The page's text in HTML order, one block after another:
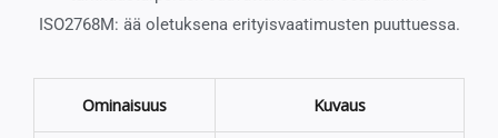
ISO2768M: ää oletuksena erityisvaatimusten puuttuessa.
Ominaisuus Kuvaus